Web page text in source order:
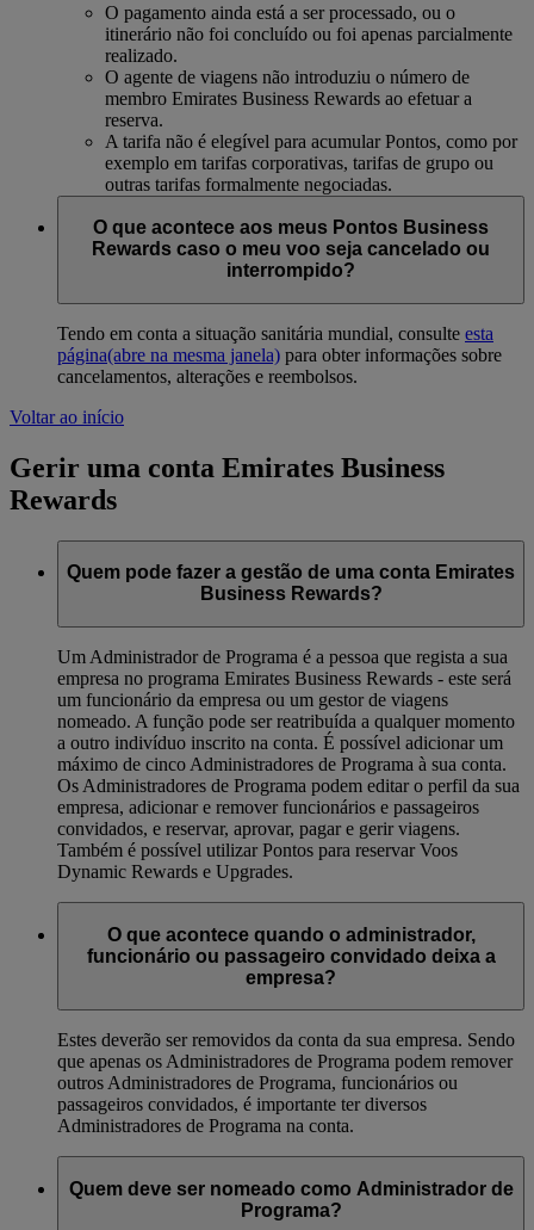
O pagamento ainda está a ser processado, ou o
itinerário não foi concluído ou foi apenas parcialmente
realizado.
O agente de viagens não introduziu o número de
membro Emirates Business Rewards ao efetuar a
reserva.
A tarifa não é elegível para acumular Pontos, como por
exemplo em tarifas corporativas, tarifas de grupo ou
outras tarifas formalmente negociadas.
O que acontece aos meus Pontos Business
Rewards caso o meu voo seja cancelado ou
interrompido?
Tendo em conta a situação sanitária mundial, consulte esta
página(abre na mesma janela) para obter informações sobre
cancelamentos, alterações e reembolsos.
Voltar ao início
Gerir uma conta Emirates Business
Rewards
Quem pode fazer a gestão de uma conta Emirates
Business Rewards?
Um Administrador de Programa é a pessoa que regista a sua
empresa no programa Emirates Business Rewards - este será
um funcionário da empresa ou um gestor de viagens
nomeado. A função pode ser reatribuída a qualquer momento
a outro indivíduo inscrito na conta. É possível adicionar um
máximo de cinco Administradores de Programa à sua conta.
Os Administradores de Programa podem editar o perfil da sua
empresa, adicionar e remover funcionários e passageiros
convidados, e reservar, aprovar, pagar e gerir viagens.
Também é possível utilizar Pontos para reservar Voos
Dynamic Rewards e Upgrades.
O que acontece quando o administrador,
funcionário ou passageiro convidado deixa a
empresa?
Estes deverão ser removidos da conta da sua empresa. Sendo
que apenas os Administradores de Programa podem remover
outros Administradores de Programa, funcionários ou
passageiros convidados, é importante ter diversos
Administradores de Programa na conta.
Quem deve ser nomeado como Administrador de
Programa?